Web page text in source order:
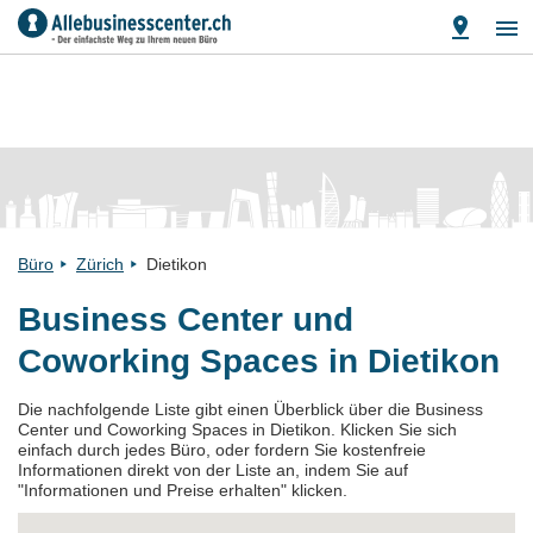
Büro Zürich Dietikon
Business Center und
Coworking Spaces in Dietikon
Die nachfolgende Liste gibt einen Überblick über die Business
Center und Coworking Spaces in Dietikon. Klicken Sie sich
einfach durch jedes Büro, oder fordern Sie kostenfreie
Informationen direkt von der Liste an, indem Sie auf
"Informationen und Preise erhalten" klicken.